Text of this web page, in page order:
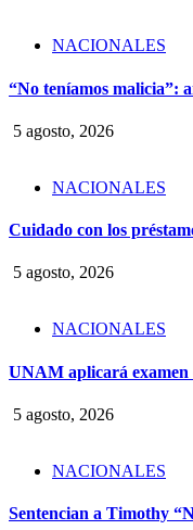
NACIONALES
“No teníamos malicia”:
5 agosto, 2026
NACIONALES
Cuidado con los
5 agosto, 2026
NACIONALES
UNAM aplicará examen
5 agosto, 2026
NACIONALES
Sentencian a Timothy